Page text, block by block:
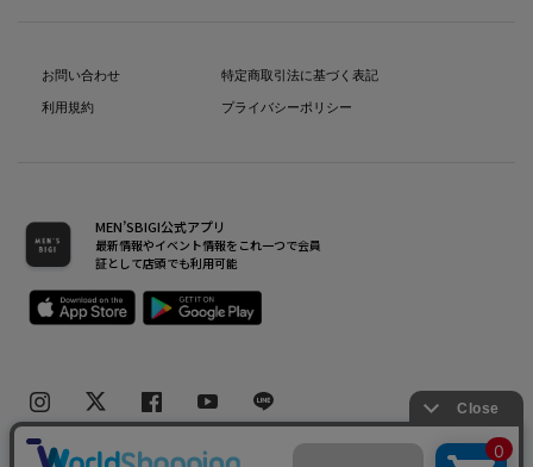
お問い合わせ
利用規約
特定商取引法に基づく表記
プライバシーポリシー
MEN’SBIGI公式アプリ
最新情報やイベント情報をこれ一つで会員
証として店頭でも利用可能